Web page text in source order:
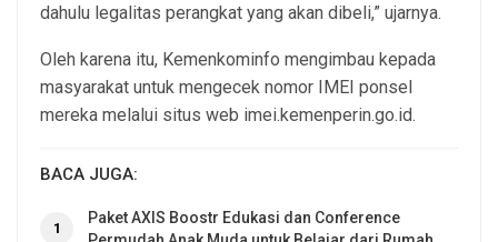
dahulu legalitas perangkat yang akan dibeli,” ujarnya.
Oleh karena itu, Kemenkominfo mengimbau kepada
masyarakat untuk mengecek nomor IMEI ponsel
mereka melalui situs web imei.kemenperin.go.id.
BACA JUGA:
1
Paket AXIS Boostr Edukasi dan Conference